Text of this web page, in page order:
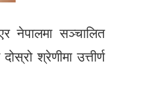
नेपालमा सञ्चालित
श्रेणीमा उत्तीर्ण